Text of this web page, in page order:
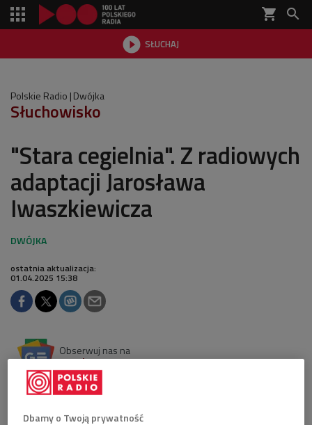
shopping_cart 
 SŁUCHAJ

Polskie Radio Dwójka
Słuchowisko
"Stara cegielnia". Z radiowych
adaptacji Jarosława
Iwaszkiewicza
ostatnia aktualizacja:
01.04.2025 15:38
Obserwuj nas na
Google News
W tym roku mija 45. rocznica śmierci Jarosława
Iwaszkiewicza - prozaika, eseisty, tłumacza. Dlatego
przypominamy słuchowisko "Stara cegielnia".
Dbamy o Twoją prywatność